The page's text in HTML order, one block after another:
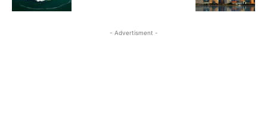
- Advertisment -